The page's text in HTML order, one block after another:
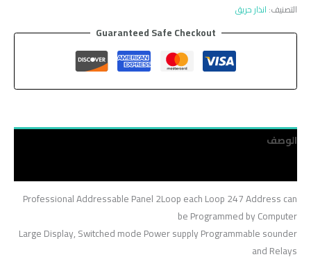
التصنيف: انذار حريق
Guaranteed Safe Checkout
الوصف
Professional Addressable Panel 2Loop each Loop 247 Address can
be Programmed by Computer
Large Display, Switched mode Power supply Programmable sounder
and Relays